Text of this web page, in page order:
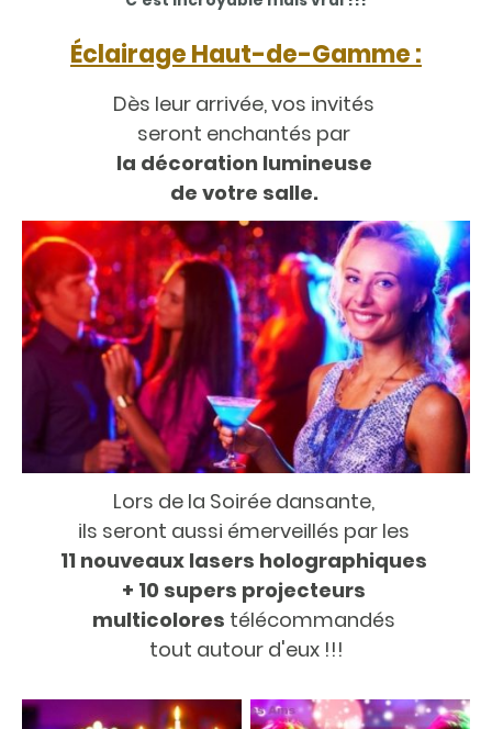
Éclairage Haut-de-Gamme :
Dès leur arrivée, vos invités
seront enchantés par
la décoration lumineuse
de votre salle.
Lors de la Soirée dansante,
ils seront aussi émerveillés par les
11 nouveaux lasers holographiques
+ 10 supers projecteurs
multicolores télécommandés
tout autour d'eux !!!